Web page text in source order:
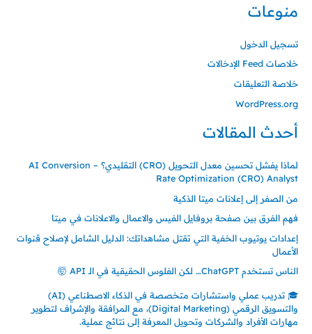
منوعات
تسجيل الدخول
خلاصات Feed الإدخالات
خلاصة التعليقات
WordPress.org
أحدث المقالات
لماذا يفشل تحسين معدل التحويل (CRO) التقليدي؟ – AI Conversion
Rate Optimization (CRO) Analyst
من الصفر إلى إعلانات ميتا الذكية
فهم الفرق بين صفحة بروفايل الفيس والاعمال والاعلانات في ميتا
إعدادات يوتيوب الخفية التي تقتل مشاهداتك: الدليل الشامل لإصلاح قنوات
الأعمال
الناس تستخدم ChatGPT… لكن الفلوس الحقيقية في الـ API 🤯
🎓 تدريب عملي واستشارات متخصصة في الذكاء الاصطناعي (AI)
والتسويق الرقمي (Digital Marketing)، مع المرافقة والإشراف لتطوير
مهارات الأفراد والشركات وتحويل المعرفة إلى نتائج عملية.